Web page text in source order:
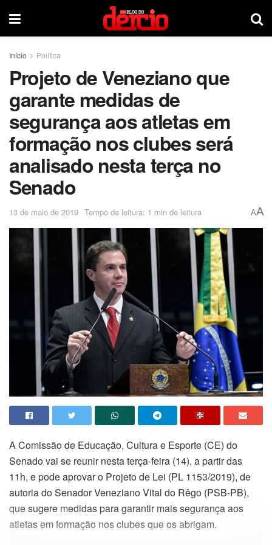
Início Política
Projeto de Veneziano que
garante medidas de
segurança aos atletas em
formação nos clubes será
analisado nesta terça no
Senado
13 de maio de 2019 Tempo de leitura: 1 min de leitura AA
A Comissão de Educação, Cultura e Esporte (CE) do
Senado vai se reunir nesta terça-feira (14), a partir das
11h, e pode aprovar o Projeto de Lei (PL 1153/2019), de
autoria do Senador Veneziano Vital do Rêgo (PSB-PB),
que sugere medidas para garantir mais segurança aos
atletas em formação nos clubes que os abrigam.